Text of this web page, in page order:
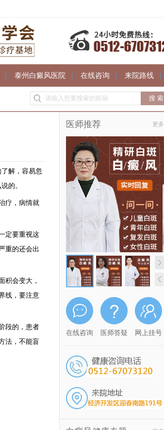
| 泰州白癜风医院 | 在线咨询 | 来院路线 |
解，容易忽
的。
疗，病情就
定要重视这
重的还会出
积会变大，
线，要注意
段的，患者
法，不能盲
医师推荐 更多
在线咨询 医师答疑 网上挂号